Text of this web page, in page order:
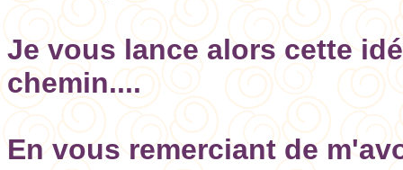
Je vous lance alors cette
chemin....
En vous remerciant de